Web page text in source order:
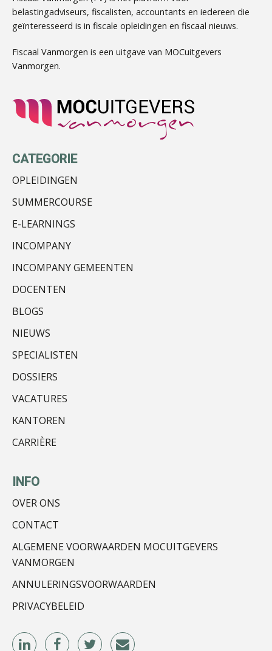
Joost Diks
Kees Beishuizen
belastingadviseurs, fiscalisten, accountants en iedereen die
geïnteresseerd is in fiscale opleidingen en fiscaal nieuws.
Fiscaal Vanmorgen is een uitgave van MOCuitgevers
Vanmorgen.
CATEGORIE
OPLEIDINGEN
SUMMERCOURSE
E-LEARNINGS
INCOMPANY
INCOMPANY GEMEENTEN
DOCENTEN
BLOGS
NIEUWS
SPECIALISTEN
DOSSIERS
VACATURES
KANTOREN
CARRIÈRE
INFO
OVER ONS
CONTACT
ALGEMENE VOORWAARDEN MOCUITGEVERS
VANMORGEN
ANNULERINGSVOORWAARDEN
PRIVACYBELEID